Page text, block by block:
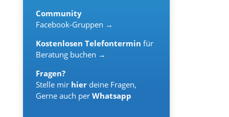
Community
Facebook-Gruppen →
Kostenlosen Telefontermin für
Beratung buchen →
Fragen?
Stelle mir hier deine Fragen,
Gerne auch per Whatsapp